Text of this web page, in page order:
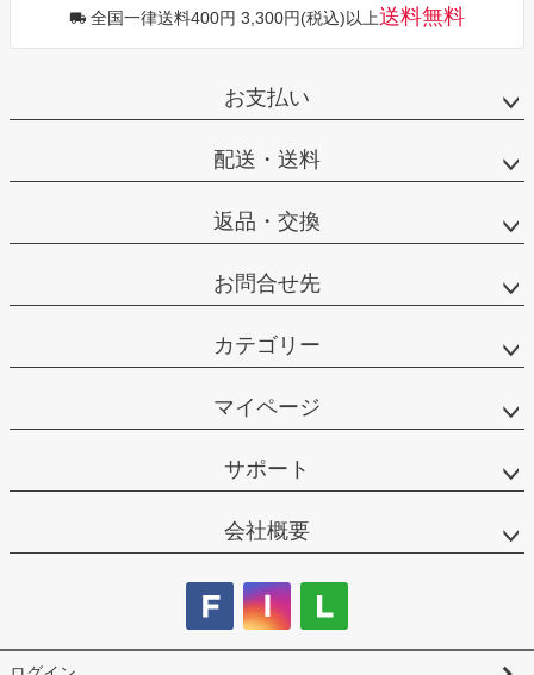
全国一律送料400円 3,300円(税込)以上送料無料
お支払い
配送・送料
返品・交換
お問合せ先
カテゴリー
マイページ
サポート
会社概要